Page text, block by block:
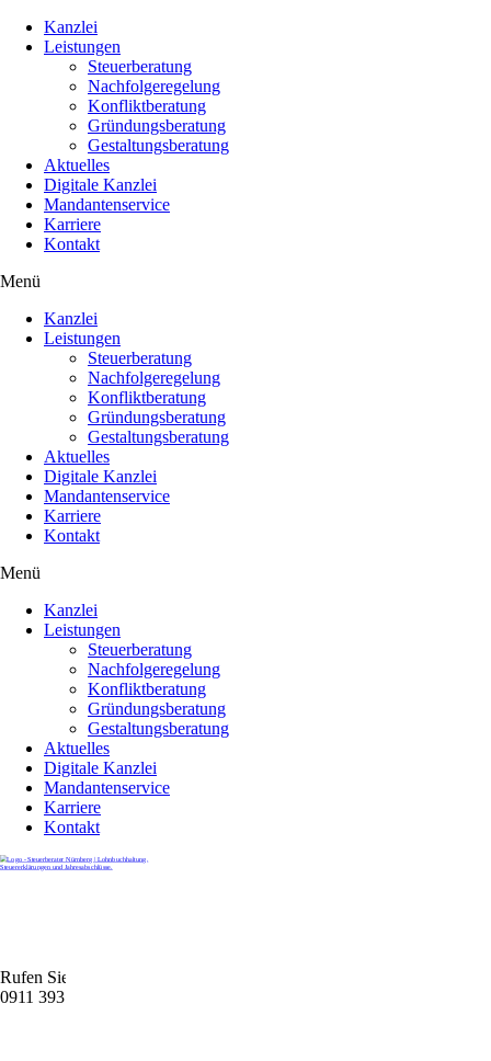
Kanzlei
Leistungen
Steuerberatung
Nachfolgeregelung
Konfliktberatung
Gründungsberatung
Gestaltungsberatung
Aktuelles
Digitale Kanzlei
Mandantenservice
Karriere
Kontakt
Menü
Kanzlei
Leistungen
Steuerberatung
Nachfolgeregelung
Konfliktberatung
Gründungsberatung
Gestaltungsberatung
Aktuelles
Digitale Kanzlei
Mandantenservice
Karriere
Kontakt
Menü
Kanzlei
Leistungen
Steuerberatung
Nachfolgeregelung
Konfliktberatung
Gründungsberatung
Gestaltungsberatung
Aktuelles
Digitale Kanzlei
Mandantenservice
Karriere
Kontakt
Rufen Sie uns gerne an
0911 39372790